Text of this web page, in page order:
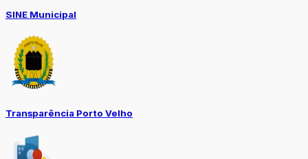
SINE Municipal
Transparência Porto Velho